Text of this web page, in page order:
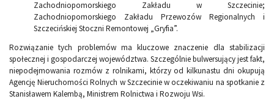
Zachodniopomorskiego Zakładu w Szczecinie;
Zachodniopomorskiego Zakładu Przewozów Regionalnych i
Szczecińskiej Stoczni Remontowej „Gryfia”.
Rozwiązanie tych problemów ma kluczowe znaczenie dla stabilizacji
społecznej i gospodarczej województwa. Szczególnie bulwersujący jest fakt,
niepodejmowania rozmów z rolnikami, którzy od kilkunastu dni okupują
Agencję Nieruchomości Rolnych w Szczecinie w oczekiwaniu na spotkanie z
Stanisławem Kalembą, Ministrem Rolnictwa i Rozwoju Wsi.